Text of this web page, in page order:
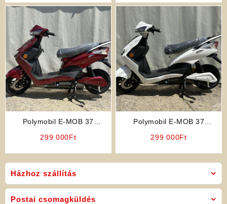
Házhoz szállítás
Postai csomagküldés
Polymobil E-MOB 37
299 000Ft
Polymobil E-MOB 37
299 000Ft